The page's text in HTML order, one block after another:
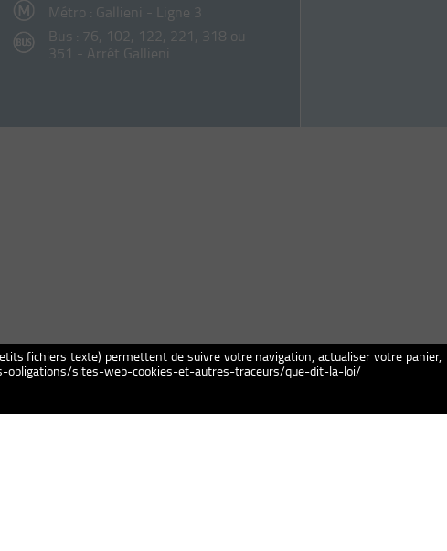
fichiers texte) permettent de suivre votre navigation, actualiser votre panier,
obligations/sites-web-cookies-et-autres-traceurs/que-dit-la-loi/
Métro : Gallieni - Ligne 3
Bus : 76, 102, 122, 221, 318 ou
351 - Arrêt Gallieni